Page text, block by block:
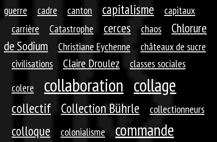
guerre
cadre canton capitalisme
capitaux
carrière
Catastrophe cerces chaos
Chlorure
de Sodium
Christiane Eychenne
châteaux de sucre
civilisations
Claire Droulez
classes sociales
colere
collaboration collage
collectif Collection Bührle collectionneurs
colloque colonialisme commande